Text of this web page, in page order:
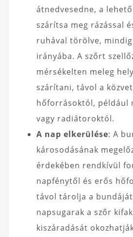
átnedvesedne, a
szárítsa meg rázással
ruhával törölve,
irányába. A szőrt
mérsékelten meleg
szárítani, távol a
hőforrásoktól, például
vagy radiátoroktól.
A nap elkerülése: A
károsodásának
érdekében rendkívül
napfénytől és erős
távol tárolja a
napsugarak a szőr
kiszáradását